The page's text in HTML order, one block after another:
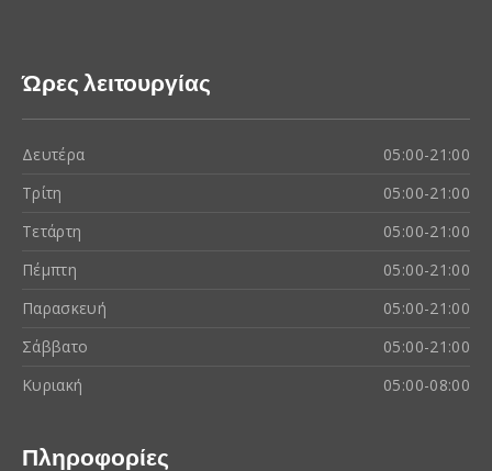
Ώρες λειτουργίας
Δευτέρα
05:00-21:00
Τρίτη
05:00-21:00
Τετάρτη
05:00-21:00
Πέμπτη
05:00-21:00
Παρασκευή
05:00-21:00
Σάββατο
05:00-21:00
Κυριακή
05:00-08:00
Πληροφορίες